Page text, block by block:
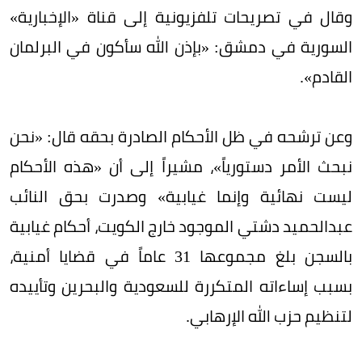
وقال في تصريحات تلفزيونية إلى قناة «الإخبارية»
السورية في دمشق: «بإذن الله سأكون في البرلمان
القادم».
وعن ترشحه في ظل الأحكام الصادرة بحقه قال: «نحن
نبحث الأمر دستورياً»، مشيراً إلى أن «هذه الأحكام
ليست نهائية وإنما غيابية» وصدرت بحق النائب
عبدالحميد دشتي الموجود خارج الكويت، أحكام غيابية
بالسجن بلغ مجموعها 31 عاماً في قضايا أمنية،
بسبب إساءاته المتكررة للسعودية والبحرين وتأييده
لتنظيم حزب الله الإرهابي.